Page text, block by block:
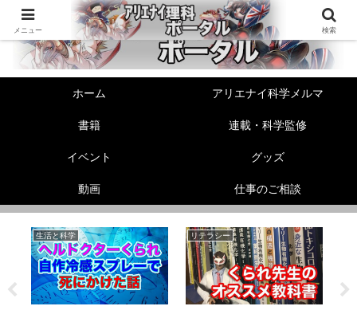
ホーム アリエナイ科学メルマ
書籍 連載・科学監修
イベント グッズ
動画 仕事のご相談
生活と科学 リテラシー
メニュー 検索